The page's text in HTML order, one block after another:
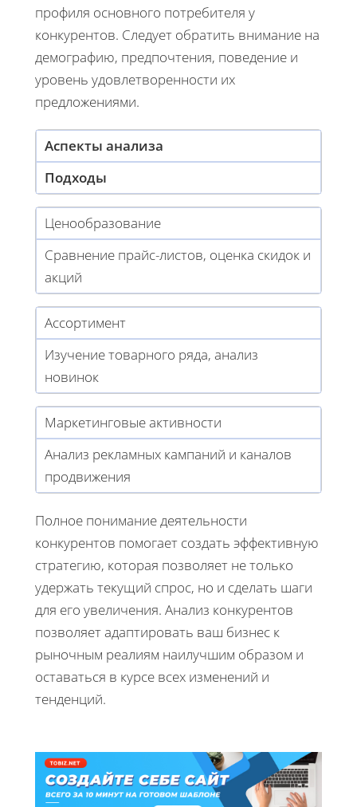
профиля основного потребителя у
конкурентов. Следует обратить внимание на
демографию, предпочтения, поведение и
уровень удовлетворенности их
предложениями.
Аспекты анализа
Подходы
Ценообразование
Сравнение прайс-листов, оценка скидок и
акций
Ассортимент
Изучение товарного ряда, анализ
новинок
Маркетинговые активности
Анализ рекламных кампаний и каналов
продвижения
Полное понимание деятельности
конкурентов помогает создать эффективную
стратегию, которая позволяет не только
удержать текущий спрос, но и сделать шаги
для его увеличения. Анализ конкурентов
позволяет адаптировать ваш бизнес к
рыночным реалиям наилучшим образом и
оставаться в курсе всех изменений и
тенденций.